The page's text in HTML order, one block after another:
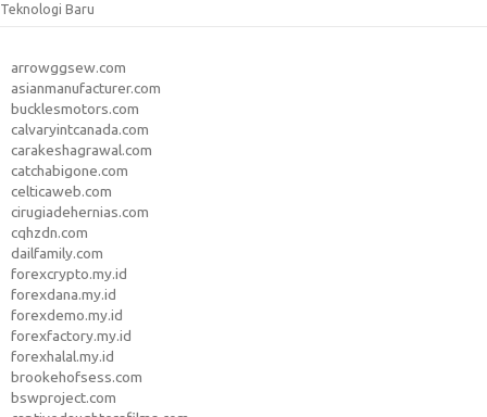
Teknologi Baru
arrowggsew.com
asianmanufacturer.com
bucklesmotors.com
calvaryintcanada.com
carakeshagrawal.com
catchabigone.com
celticaweb.com
cirugiadehernias.com
cqhzdn.com
dailfamily.com
forexcrypto.my.id
forexdana.my.id
forexdemo.my.id
forexfactory.my.id
forexhalal.my.id
brookehofsess.com
bswproject.com